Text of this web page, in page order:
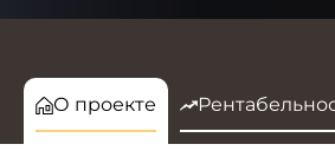
О проекте